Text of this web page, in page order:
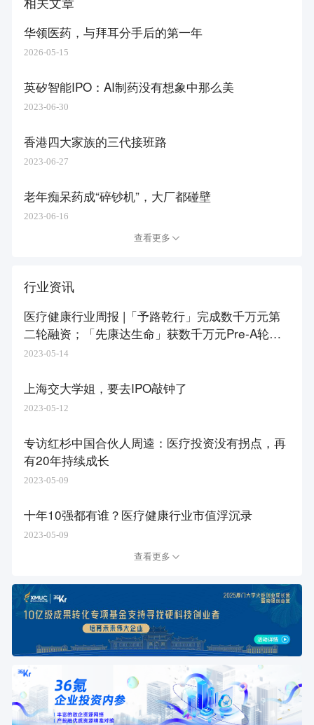
华领医药，与拜耳分手后的第一年
2026-05-15
英矽智能IPO：AI制药没有想象中那么美
2023-06-30
香港四大家族的三代接班路
2023-06-27
老年痴呆药成“碎钞机”，大厂都碰壁
2023-06-16
查看更多
行业资讯
医疗健康行业周报 |「予路乾行」完成数千万元第
二轮融资；「先康达生命」获数千万元Pre-A轮融
资
2023-05-14
上海交大学姐，要去IPO敲钟了
2023-05-12
专访红杉中国合伙人周逵：医疗投资没有拐点，再
有20年持续成长
2023-05-09
十年10强都有谁？医疗健康行业市值浮沉录
2023-05-09
查看更多